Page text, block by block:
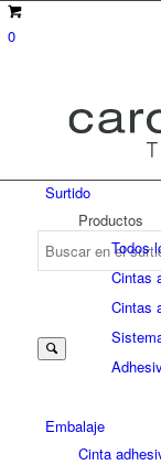
0
Surtido
Productos
Todos
Cintas
Cintas
Embalaje
Cinta